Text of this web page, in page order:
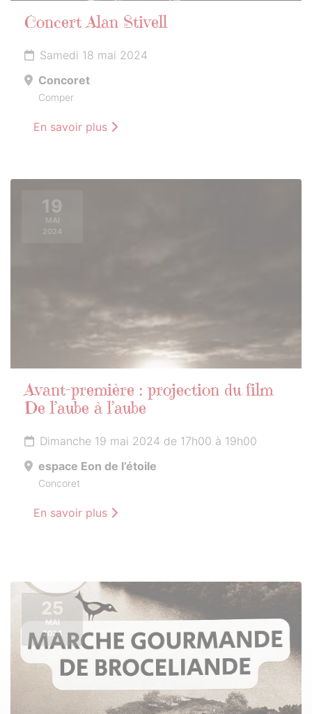
Concert Alan Stivell
Samedi 18 mai 2024
Concoret
Comper
En savoir plus
19
MAI
2024
Avant-première : projection du film
De l’aube à l’aube
Dimanche 19 mai 2024 de 17h00 à 19h00
espace Eon de l’étoile
Concoret
En savoir plus
25
MAI
2024